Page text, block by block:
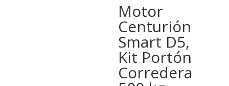
Motor
Centurión
Smart D5,
Kit Portón
Corredera